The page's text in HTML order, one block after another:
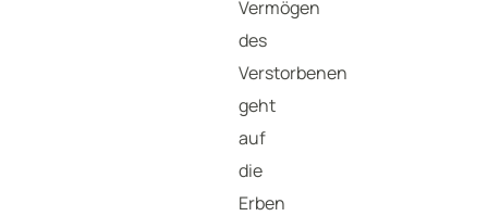
Vermögen
des
Verstorbenen
geht
auf
die
Erben